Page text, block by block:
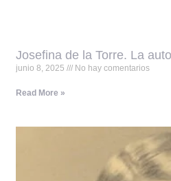
Josefina de la Torre. La
junio 8, 2025 No hay comentarios
Read More »